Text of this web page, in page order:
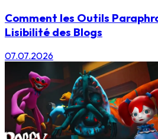
Comment les Outils
Lisibilité des Blogs
07.07.2026